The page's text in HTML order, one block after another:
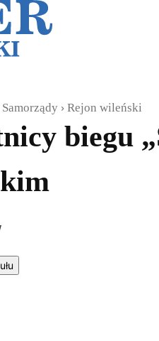
Samorządy Rejon wileński
biegu